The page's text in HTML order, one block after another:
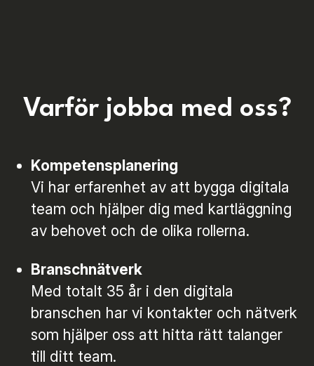
Varför jobba med oss?
Kompetensplanering
Vi har erfarenhet av att bygga digitala
team och hjälper dig med kartläggning
av behovet och de olika rollerna.
Branschnätverk
Med totalt 35 år i den digitala
branschen har vi kontakter och nätverk
som hjälper oss att hitta rätt talanger
till ditt team.